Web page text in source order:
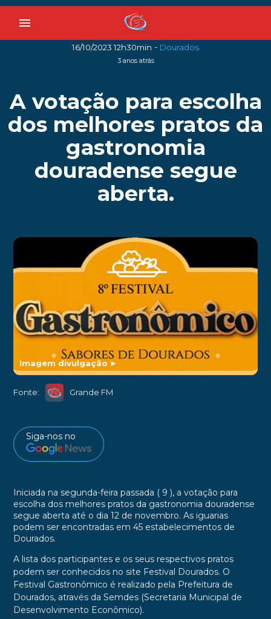
menu
16/10/2023 12h30min - Dourados
3 anos atrás
A votação para escolha
dos melhores pratos da
gastronomia
douradense segue
aberta.
Imagem divulgação ►
Fonte: Grande FM
Siga-nos no
Iniciada na segunda-feira passada ( 9 ), a votação para
escolha dos melhores pratos da gastronomia douradense
segue aberta até o dia 12 de novembro. As iguarias
podem ser encontradas em 45 estabelecimentos de
Dourados.
A lista dos participantes e os seus respectivos pratos
podem ser conhecidos no site Festival Dourados. O
Festival Gastronômico é realizado pela Prefeitura de
Dourados, através da Semdes (Secretaria Municipal de
Desenvolvimento Econômico).